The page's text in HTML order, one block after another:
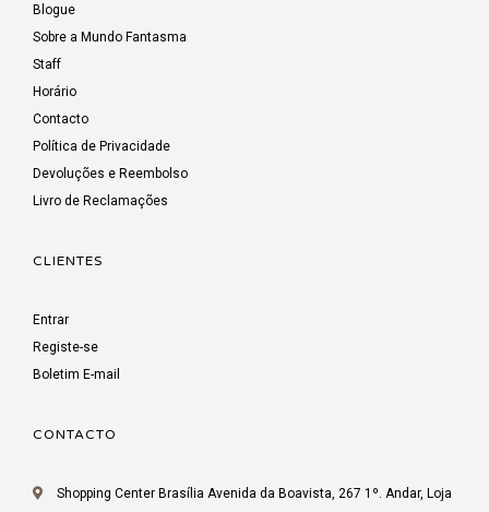
Blogue
Sobre a Mundo Fantasma
Staff
Horário
Contacto
Política de Privacidade
Devoluções e Reembolso
Livro de Reclamações
CLIENTES
Entrar
Registe-se
Boletim E-mail
CONTACTO
Shopping Center Brasília Avenida da Boavista, 267 1º. Andar, Loja